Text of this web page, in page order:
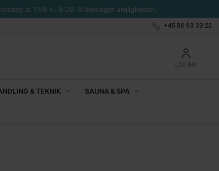
d. 11/8 kl. 8.00. Vi beklager ulejligheden.
+45 86 93 39 22
LOG IND
& TEKNIK SAUNA & SPA